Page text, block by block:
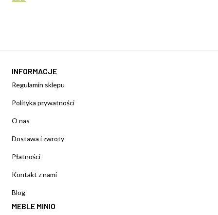
INFORMACJE
Regulamin sklepu
Polityka prywatności
O nas
Dostawa i zwroty
Płatności
Kontakt z nami
Blog
MEBLE MINIO